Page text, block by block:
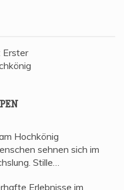
Hochkönig
sehnen sich im
Stille…